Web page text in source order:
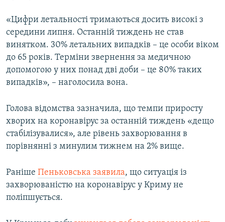
«Цифри летальності тримаються досить високі з
середини липня. Останній тиждень не став
винятком. 30% летальних випадків – це особи віком
до 65 років. Терміни звернення за медичною
допомогою у них понад дві доби – це 80% таких
випадків», – наголосила вона.
Голова відомства зазначила, що темпи приросту
хворих на коронавірус за останній тиждень «дещо
стабілізувалися», але рівень захворювання в
порівнянні з минулим тижнем на 2% вище.
Раніше Пеньковська заявила, що ситуація із
захворюваністю на коронавірус у Криму не
поліпшується.